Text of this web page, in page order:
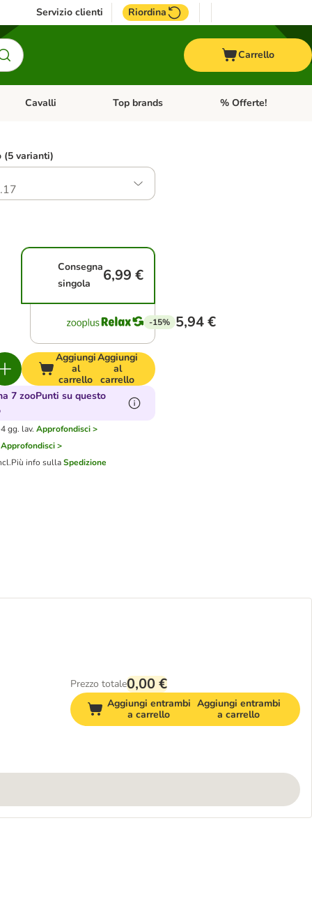
Servizio clienti Riordina
Carrello
Apri Menu Categoria: Acquaristica
Cavalli Apri Menu Categoria: Cavalli
Top brands Apri Menu Categoria:
% Offerte!
(5 varianti)
Consegna
singola
6,99 €
-15% 5,94 €
Aggiungi
al
carrello
Aggiungi
al
carrello
7 zooPunti su questo
gg. lav. Approfondisci >
Approfondisci >
Più info sullaSpedizione
Prezzo totale0,00 €
Aggiungi entrambi
a carrello
Aggiungi entrambi
a carrello